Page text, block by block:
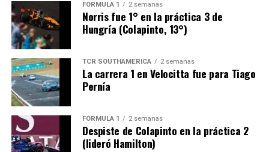
Samuel Gili
FOTO: FRAD
FÓRMULA 1 2 semanas
Norris fue 1° en la práctica 3 de
Hungría (Colapinto, 13°)
TCR SOUTHAMERICA 2 semanas
La carrera 1 en Velocitta fue para Tiago
Pernía
FÓRMULA 1 2 semanas
Despiste de Colapinto en la práctica 2
(lideró Hamilton)